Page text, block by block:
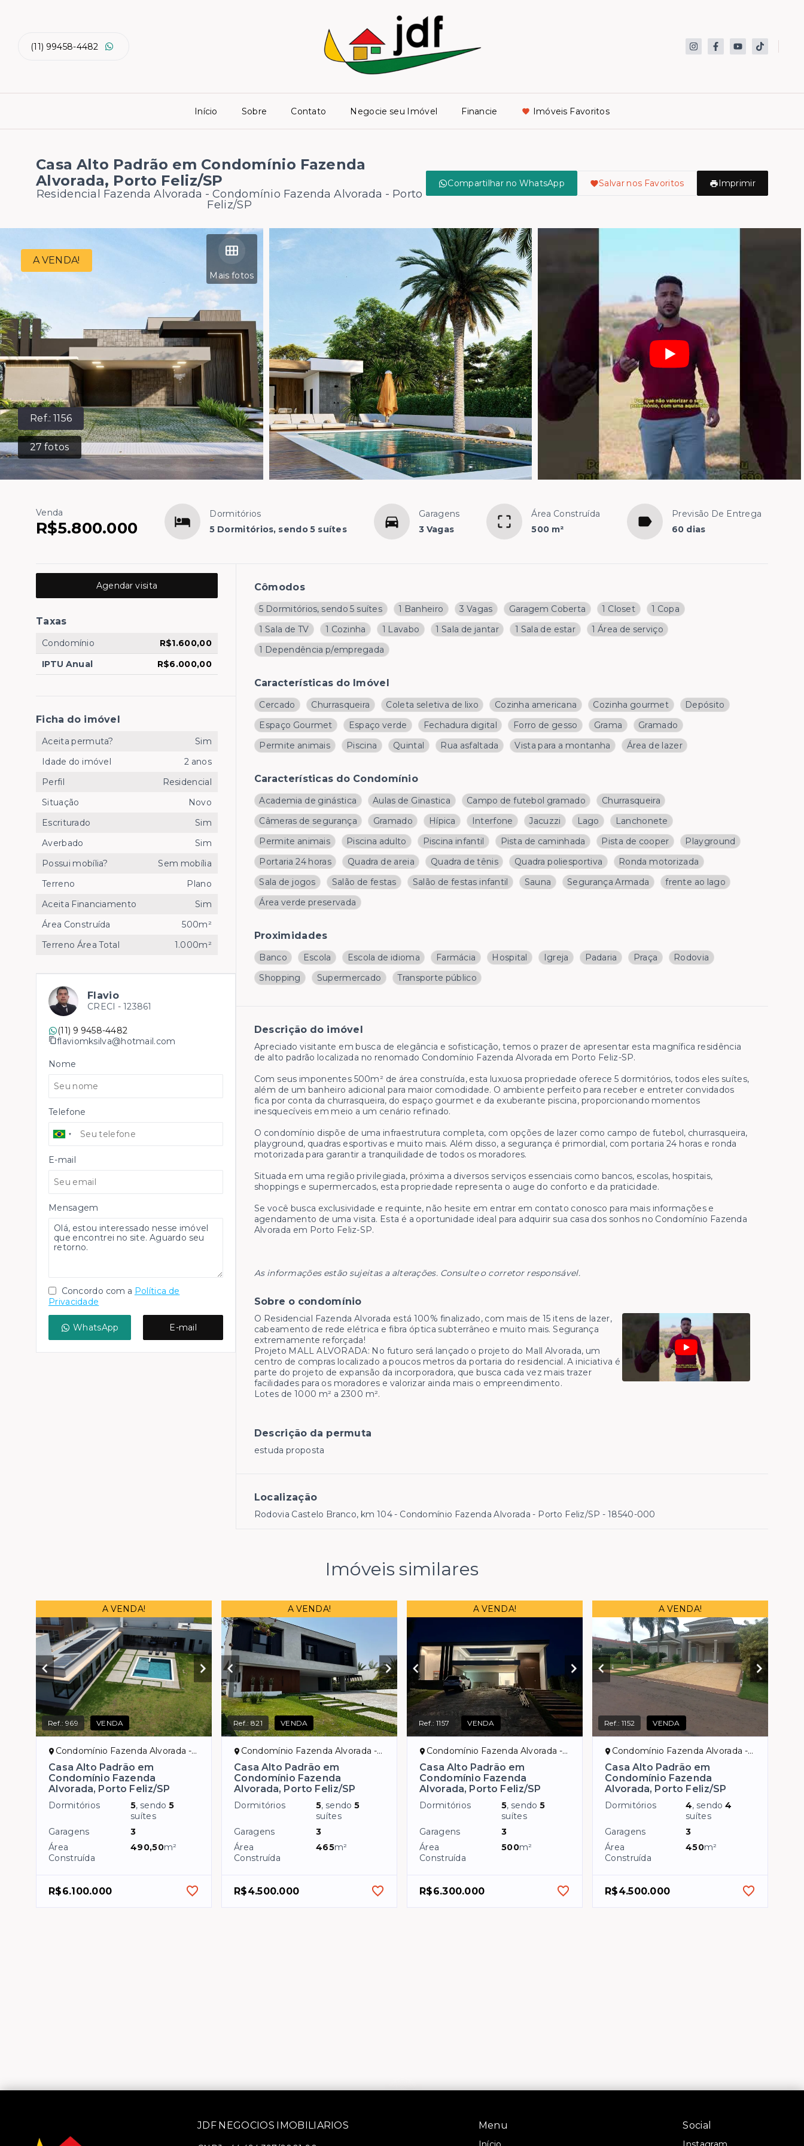
(11) 99458-4482
Início Sobre Contato Negocie seu Imóvel Financie Imóveis Favoritos
Casa Alto Padrão em Condomínio Fazenda
Alvorada, Porto Feliz/SP
Residencial Fazenda Alvorada -Condomínio Fazenda Alvorada - Porto
Feliz/SP
Compartilhar no WhatsApp Salvar nos Favoritos Imprimir
Ref.:1156
27 fotos
Mais fotos
A VENDA!
Venda
R$5.800.000
Dormitórios
5 Dormitórios, sendo 5 suítes
Garagens
3 Vagas
Área Construída
500 m²
Previsão De Entrega
60 dias
Cômodos
5 Dormitórios, sendo 5 suítes 1 Banheiro 3 Vagas Garagem Coberta 1 Closet
1 Copa
1 Sala de TV
1 Cozinha 1 Lavabo 1 Sala de jantar 1 Sala de estar
1 Área de serviço
1 Dependência p/empregada
Características do Imóvel
Cercado Churrasqueira Coleta seletiva de lixo Cozinha americana Cozinha gourmet
Depósito
Espaço Gourmet
Espaço verde Fechadura digital Forro de gesso Grama
Gramado
Permite animais
Piscina Quintal Rua asfaltada Vista para a montanha Área de lazer
Características do Condomínio
Academia de ginástica Aulas de Ginastica Campo de futebol gramado
Churrasqueira
Câmeras de segurança
Gramado Hípica Interfone Jacuzzi Lago
Lanchonete
Permite animais
Piscina adulto Piscina infantil Pista de caminhada Pista de cooper
Playground
Portaria 24 horas
Quadra de areia Quadra de tênis Quadra poliesportiva
Ronda motorizada
Sala de jogos
Salão de festas Salão de festas infantil Sauna Segurança Armada
frente ao lago
Área verde preservada
Proximidades
Banco Escola Escola de idioma Farmácia Hospital Igreja Padaria Praça
Rodovia
Shopping
Supermercado Transporte público
Descrição do imóvel
Apreciado visitante em busca de elegância e sofisticação, temos o prazer de apresentar esta magnífica residência
de alto padrão localizada no renomado Condomínio Fazenda Alvorada em Porto Feliz-SP.
Com seus imponentes 500m² de área construída, esta luxuosa propriedade oferece 5 dormitórios, todos eles suítes,
além de um banheiro adicional para maior comodidade. O ambiente perfeito para receber e entreter convidados
fica por conta da churrasqueira, do espaço gourmet e da exuberante piscina, proporcionando momentos
inesquecíveis em meio a um cenário refinado.
O condomínio dispõe de uma infraestrutura completa, com opções de lazer como campo de futebol, churrasqueira,
playground, quadras esportivas e muito mais. Além disso, a segurança é primordial, com portaria 24 horas e ronda
motorizada para garantir a tranquilidade de todos os moradores.
Situada em uma região privilegiada, próxima a diversos serviços essenciais como bancos, escolas, hospitais,
shoppings e supermercados, esta propriedade representa o auge do conforto e da praticidade.
Se você busca exclusividade e requinte, não hesite em entrar em contato conosco para mais informações e
agendamento de uma visita. Esta é a oportunidade ideal para adquirir sua casa dos sonhos no Condomínio Fazenda
Alvorada em Porto Feliz-SP.
As informações estão sujeitas a alterações. Consulte o corretor responsável.
Sobre o condomínio
O Residencial Fazenda Alvorada está 100% finalizado, com mais de 15 itens de lazer,
cabeamento de rede elétrica e fibra óptica subterrâneo e muito mais. Segurança
extremamente reforçada!
Projeto MALL ALVORADA: No futuro será lançado o projeto do Mall Alvorada, um
centro de compras localizado a poucos metros da portaria do residencial. A iniciativa é
parte do projeto de expansão da incorporadora, que busca cada vez mais trazer
facilidades para os moradores e valorizar ainda mais o empreendimento.
Lotes de 1000 m² a 2300 m².
Descrição da permuta
estuda proposta
Localização
Rodovia Castelo Branco, km 104 - Condomínio Fazenda Alvorada - Porto Feliz/SP - 18540-000
Agendar visita
Taxas
Condomínio
R$1.600,00
IPTU Anual
R$6.000,00
Ficha do imóvel
Aceita permuta?
Sim
Idade do imóvel
2 anos
Perfil
Residencial
Situação
Novo
Escriturado
Sim
Averbado
Sim
Possui mobília?
Sem mobília
Terreno
Plano
Aceita Financiamento
Sim
Área Construída
500m²
Terreno Área Total
1.000m²
Flavio
CRECI - 123861
(11) 9 9458-4482
flaviomksilva@hotmail.com
Nome
Telefone
E-mail
Mensagem
Concordo com a Política de
Privacidade
WhatsApp E-mail
Imóveis similares
A VENDA!
Ref.:969 VENDA
Condomínio Fazenda Alvorada - Porto Feliz/SP
Casa Alto Padrão em
Condomínio Fazenda
Alvorada, Porto Feliz/SP
Dormitórios 5, sendo5
suítes
Garagens
3
Área
Construída
490,50m²
R$6.100.000
A VENDA!
Ref.:821 VENDA
Condomínio Fazenda Alvorada - Porto Feliz/SP
Casa Alto Padrão em
Condomínio Fazenda
Alvorada, Porto Feliz/SP
Dormitórios 5, sendo5
suítes
Garagens
3
Área
Construída
465m²
R$4.500.000
A VENDA!
Ref.:1157 VENDA
Condomínio Fazenda Alvorada - Porto Feliz/SP
Casa Alto Padrão em
Condomínio Fazenda
Alvorada, Porto Feliz/SP
Dormitórios 5, sendo5
suítes
Garagens
3
Área
Construída
500m²
R$6.300.000
A VENDA!
Ref.:1152 VENDA
Condomínio Fazenda Alvorada - Porto Feliz/SP
Casa Alto Padrão em
Condomínio Fazenda
Alvorada, Porto Feliz/SP
Dormitórios 4, sendo4
suítes
Garagens
3
Área
Construída
450m²
R$4.500.000
Menu Social
JDF NEGOCIOS IMOBILIARIOS